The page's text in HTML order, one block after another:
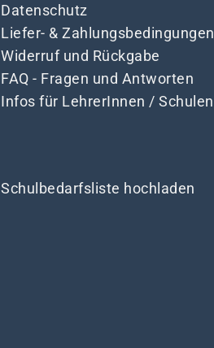
Datenschutz
Liefer- & Zahlungsbedingungen
Widerruf und Rückgabe
FAQ - Fragen und Antworten
Infos für LehrerInnen / Schulen
Schulbedarfsliste hochladen